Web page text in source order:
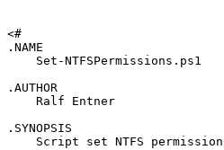
<#
.NAME
    Set-NTFSPermissions.ps1
.AUTHOR
    Ralf Entner
.SYNOPSIS
Script set NTFS